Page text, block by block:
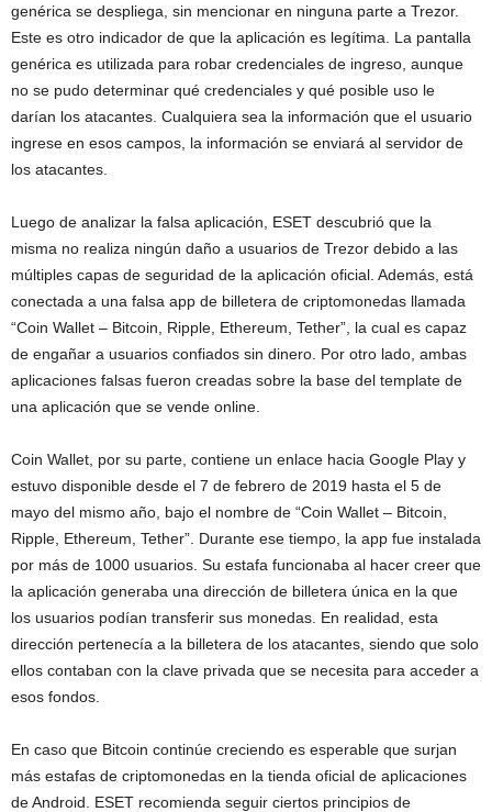
genérica se despliega, sin mencionar en ninguna parte a Trezor.
Este es otro indicador de que la aplicación es legítima. La pantalla
genérica es utilizada para robar credenciales de ingreso, aunque
no se pudo determinar qué credenciales y qué posible uso le
darían los atacantes. Cualquiera sea la información que el usuario
ingrese en esos campos, la información se enviará al servidor de
los atacantes.
Luego de analizar la falsa aplicación, ESET descubrió que la
misma no realiza ningún daño a usuarios de Trezor debido a las
múltiples capas de seguridad de la aplicación oficial. Además, está
conectada a una falsa app de billetera de criptomonedas llamada
“Coin Wallet – Bitcoin, Ripple, Ethereum, Tether”, la cual es capaz
de engañar a usuarios confiados sin dinero. Por otro lado, ambas
aplicaciones falsas fueron creadas sobre la base del template de
una aplicación que se vende online.
Coin Wallet, por su parte, contiene un enlace hacia Google Play y
estuvo disponible desde el 7 de febrero de 2019 hasta el 5 de
mayo del mismo año, bajo el nombre de “Coin Wallet – Bitcoin,
Ripple, Ethereum, Tether”. Durante ese tiempo, la app fue instalada
por más de 1000 usuarios. Su estafa funcionaba al hacer creer que
la aplicación generaba una dirección de billetera única en la que
los usuarios podían transferir sus monedas. En realidad, esta
dirección pertenecía a la billetera de los atacantes, siendo que solo
ellos contaban con la clave privada que se necesita para acceder a
esos fondos.
En caso que Bitcoin continúe creciendo es esperable que surjan
más estafas de criptomonedas en la tienda oficial de aplicaciones
de Android. ESET recomienda seguir ciertos principios de